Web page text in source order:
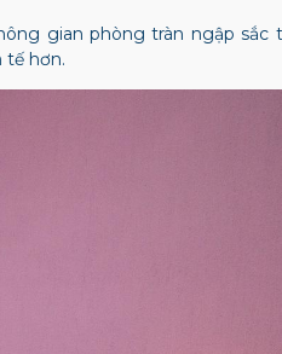
gian phòng tràn ngập sắc
tế hơn.